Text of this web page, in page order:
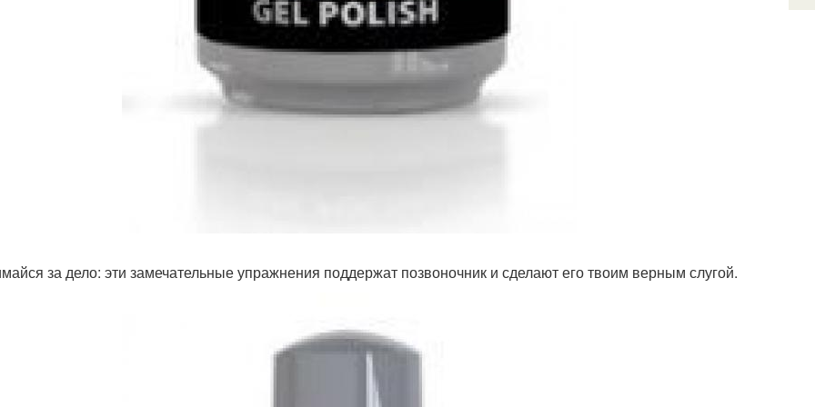
за дело: эти замечательные упражнения поддержат позвоночник и сделают его твоим верным слугой.